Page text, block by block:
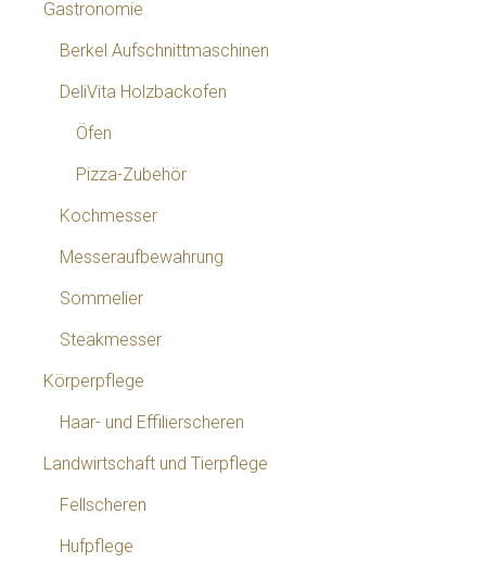
Gastronomie
Berkel Aufschnittmaschinen
DeliVita Holzbackofen
Öfen
Pizza-Zubehör
Kochmesser
Messeraufbewahrung
Sommelier
Steakmesser
Körperpflege
Haar- und Effilierscheren
Landwirtschaft und Tierpflege
Fellscheren
Hufpflege